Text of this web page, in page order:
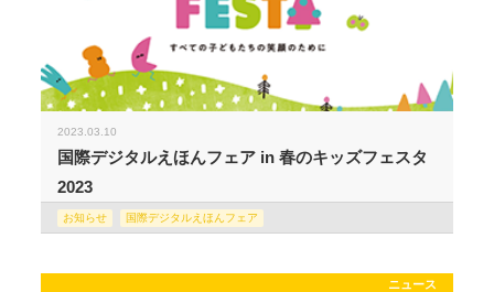
2023.03.10
国際デジタルえほんフェア in 春のキッズフェスタ
2023
お知らせ 国際デジタルえほんフェア
ニュース